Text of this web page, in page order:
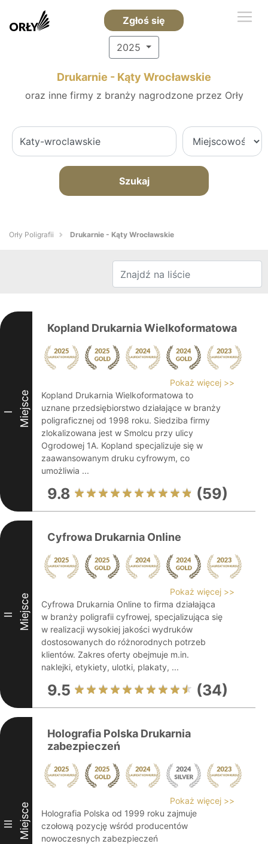
Zgłoś się
2025
Drukarnie - Kąty Wrocławskie
oraz inne firmy z branży nagrodzone przez Orły
Szukaj
Orły Poligrafii Drukarnie - Kąty Wrocławskie
I Miejsce
Kopland Drukarnia Wielkoformatowa
Pokaż więcej >>
Kopland Drukarnia Wielkoformatowa to
uznane przedsiębiorstwo działające w branży
poligraficznej od 1998 roku. Siedziba firmy
zlokalizowana jest w Smolcu przy ulicy
Ogrodowej 1A. Kopland specjalizuje się w
zaawansowanym druku cyfrowym, co
umożliwia ...
9.8 (59)
II Miejsce
Cyfrowa Drukarnia Online
Pokaż więcej >>
Cyfrowa Drukarnia Online to firma działająca
w branży poligrafii cyfrowej, specjalizująca się
w realizacji wysokiej jakości wydruków
dostosowanych do różnorodnych potrzeb
klientów. Zakres oferty obejmuje m.in.
naklejki, etykiety, ulotki, plakaty, ...
9.5 (34)
III Miejsce
Holografia Polska Drukarnia
zabezpieczeń
Pokaż więcej >>
Holografia Polska od 1999 roku zajmuje
czołową pozycję wśród producentów
nowoczesnych zabezpieczeń